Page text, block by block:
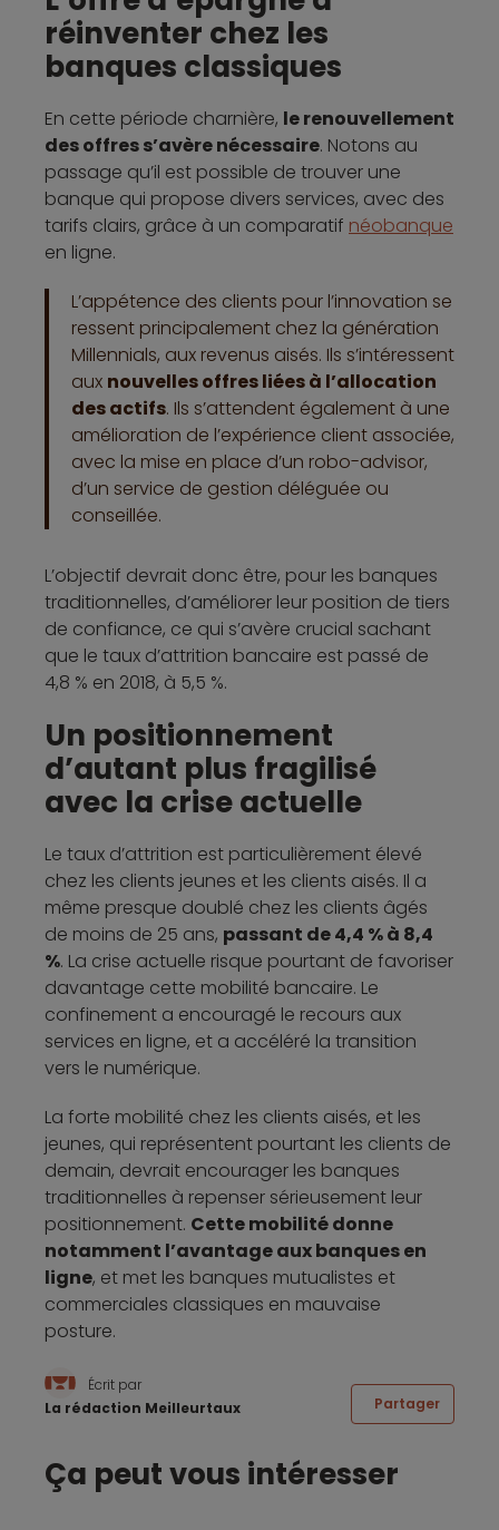
réinventer chez les
banques classiques
En cette période charnière, le renouvellement
des offres s’avère nécessaire. Notons au
passage qu’il est possible de trouver une
banque qui propose divers services, avec des
tarifs clairs, grâce à un comparatif néobanque
en ligne.
L’appétence des clients pour l’innovation se
ressent principalement chez la génération
Millennials, aux revenus aisés. Ils s’intéressent
aux nouvelles offres liées à l’allocation
des actifs. Ils s’attendent également à une
amélioration de l’expérience client associée,
avec la mise en place d’un robo-advisor,
d’un service de gestion déléguée ou
conseillée.
L’objectif devrait donc être, pour les banques
traditionnelles, d’améliorer leur position de tiers
de confiance, ce qui s’avère crucial sachant
que le taux d’attrition bancaire est passé de
4,8 % en 2018, à 5,5 %.
Un positionnement
d’autant plus fragilisé
avec la crise actuelle
Le taux d’attrition est particulièrement élevé
chez les clients jeunes et les clients aisés. Il a
même presque doublé chez les clients âgés
de moins de 25 ans, passant de 4,4 % à 8,4
%. La crise actuelle risque pourtant de favoriser
davantage cette mobilité bancaire. Le
confinement a encouragé le recours aux
services en ligne, et a accéléré la transition
vers le numérique.
La forte mobilité chez les clients aisés, et les
jeunes, qui représentent pourtant les clients de
demain, devrait encourager les banques
traditionnelles à repenser sérieusement leur
positionnement. Cette mobilité donne
notamment l’avantage aux banques en
ligne, et met les banques mutualistes et
commerciales classiques en mauvaise
posture.
Écrit par
La rédaction Meilleurtaux
Partager
Ça peut vous intéresser